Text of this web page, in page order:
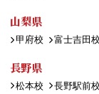
山梨県
甲府校 富士吉田校
長野県
松本校 長野駅前校